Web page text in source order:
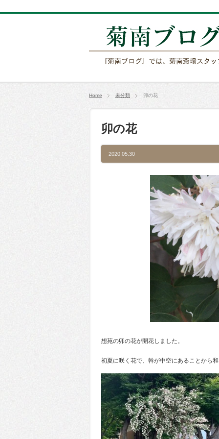
Home 未分類 卯の花
卯の花
2020.05.30
想苑の卯の花が開花しました。
初夏に咲く花で、幹が中空にあることから